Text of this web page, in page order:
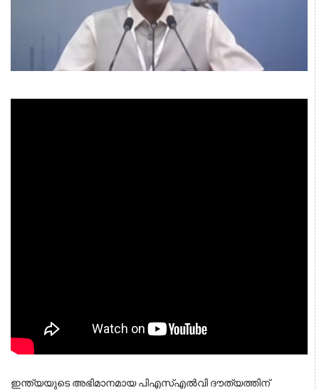
ഇന്ത്യയുടെ അഭിമാനമായ പിഎസ്എൽവി ദൗത്യത്തിന്